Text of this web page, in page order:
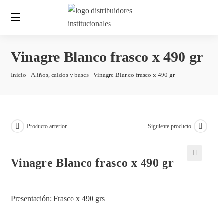
Vinagre Blanco frasco x 490 gr
Inicio -Aliños, caldos y bases -Vinagre Blanco frasco x 490 gr
Producto anterior Siguiente producto
Vinagre Blanco frasco x 490 gr
Presentación: Frasco x 490 grs